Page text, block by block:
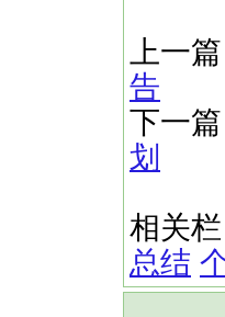
上一篇
告
下一篇
划
相关栏
总结